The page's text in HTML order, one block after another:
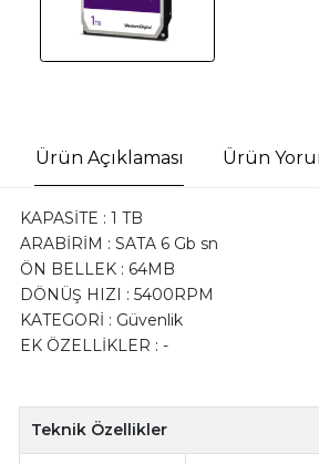
Ürün Açıklaması Ürün
KAPASİTE : 1 TB
ARABİRİM : SATA 6 Gb sn
ÖN BELLEK : 64MB
DÖNÜŞ HIZI : 5400RPM
KATEGORİ : Güvenlik
EK ÖZELLİKLER : -
Teknik Özellikler